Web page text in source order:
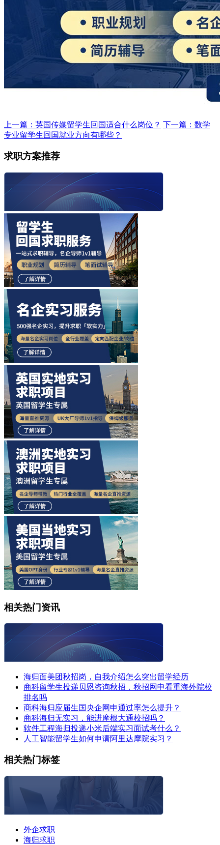
上一篇：英国传媒留学生回国适合什么岗位？ 下一篇：数学
专业留学生回国就业方向有哪些？
求职方案推荐
相关热门资讯
海归面美团秋招岗，自我介绍怎么突出留学经历
商科留学生投递贝恩咨询秋招，秋招网申看重海外院校
排名吗
商科海归应届生国央企网申通过率怎么提升？
商科海归无实习，能进摩根大通校招吗？
软件工程海归投递小米后端实习面试考什么？
人工智能留学生如何申请阿里达摩院实习？
相关热门标签
外企求职
海归求职